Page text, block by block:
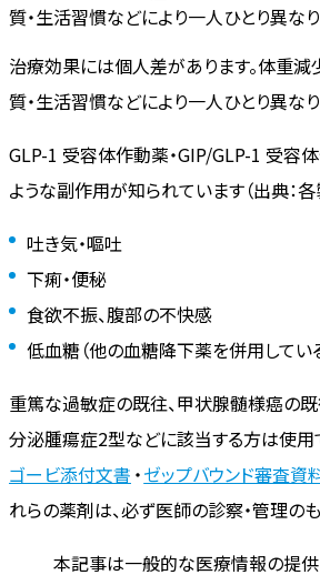
質・生活習慣などにより一人ひとり異なり
治療効果には個人差があります。体重減
質・生活習慣などにより一人ひとり異なり
GLP-1 受容体作動薬・GIP/GLP-1 受容
ような副作用が知られています（出典：各
吐き気・嘔吐
下痢・便秘
食欲不振、腹部の不快感
低血糖（他の血糖降下薬を併用してい
重篤な過敏症の既往、甲状腺髄様癌の既
分泌腫瘍症2型などに該当する方は使用
ゴービ添付文書 ・ゼップバウンド審査資
れらの薬剤は、必ず医師の診察・管理の
本記事は一般的な医療情報の提供